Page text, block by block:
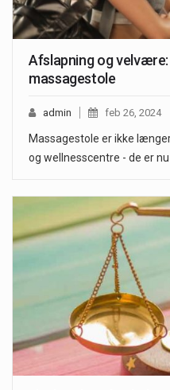
Afslapning og
massagestole
admin feb 26, 2024
Massagestole er ikke
og wellnesscentre - de er